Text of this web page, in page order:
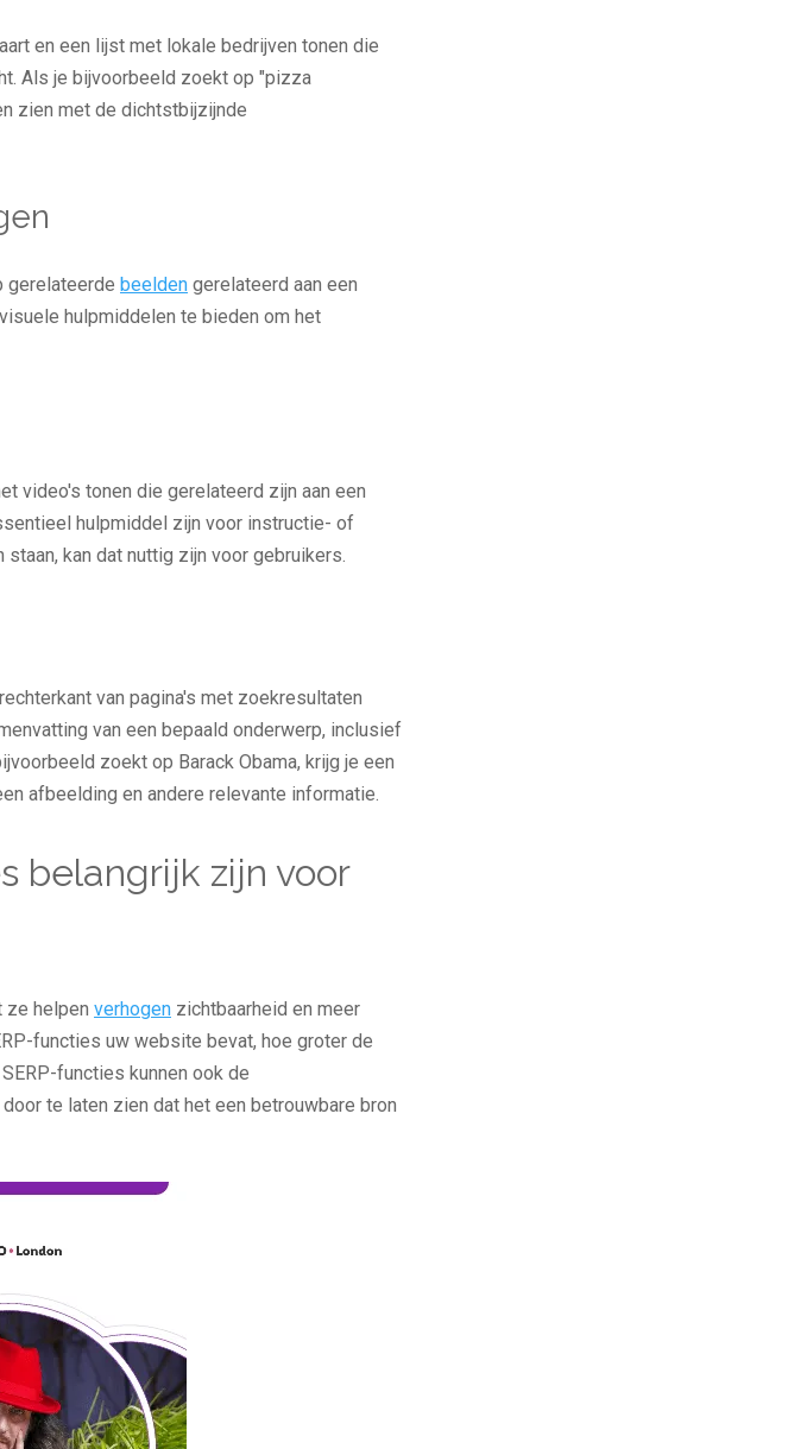
en een lijst met lokale bedrijven tonen die
Als je bijvoorbeeld zoekt op "pizza
zien met de dichtstbijzijnde
gerelateerde beelden gerelateerd aan een
hulpmiddelen te bieden om het
video's tonen die gerelateerd zijn aan een
hulpmiddel zijn voor instructie- of
kan dat nuttig zijn voor gebruikers.
van pagina's met zoekresultaten
van een bepaald onderwerp, inclusief
zoekt op Barack Obama, krijg je een
afbeelding en andere relevante informatie.
belangrijk zijn voor
ze helpen verhogen zichtbaarheid en meer
functies uw website bevat, hoe groter de
functies kunnen ook de
te laten zien dat het een betrouwbare bron